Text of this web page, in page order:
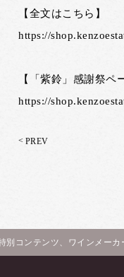
【全文はこちら】
https://
【「紫鈴」感謝祭ペ
https://
< PREV
別コンテンツ、ワインメー